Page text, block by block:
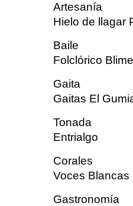
Hielo de llagar
Folclórico
Gaita
Gaitas El
Entrialgo
Voces Blancas